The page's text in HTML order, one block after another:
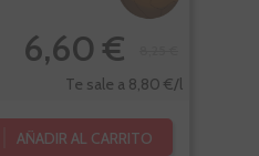
6,60 €
Te sale a 8,80 €/l
AÑADIR AL CARRITO